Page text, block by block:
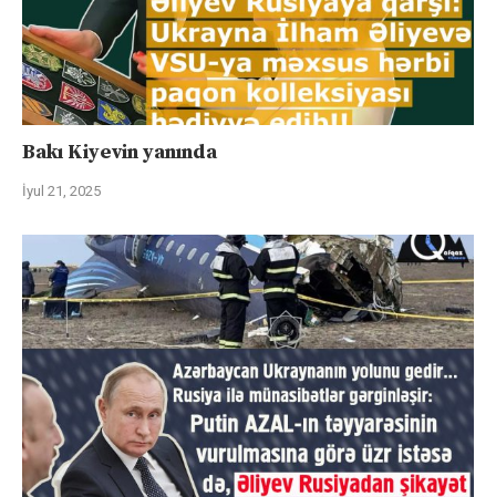
Bakı Kiyevin yanında
İyul 21, 2025